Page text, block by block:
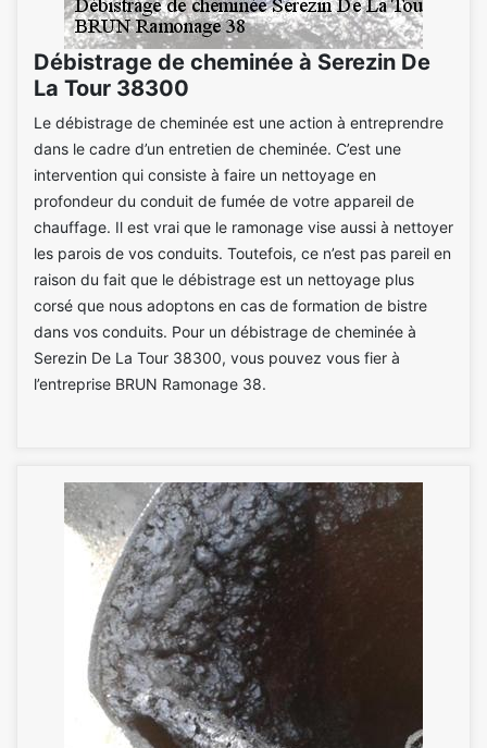
Débistrage de cheminée à Serezin De
La Tour 38300
Le débistrage de cheminée est une action à entreprendre
dans le cadre d’un entretien de cheminée. C’est une
intervention qui consiste à faire un nettoyage en
profondeur du conduit de fumée de votre appareil de
chauffage. Il est vrai que le ramonage vise aussi à nettoyer
les parois de vos conduits. Toutefois, ce n’est pas pareil en
raison du fait que le débistrage est un nettoyage plus
corsé que nous adoptons en cas de formation de bistre
dans vos conduits. Pour un débistrage de cheminée à
Serezin De La Tour 38300, vous pouvez vous fier à
l’entreprise BRUN Ramonage 38.